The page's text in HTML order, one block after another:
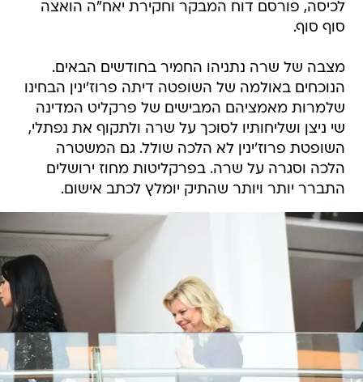
לכיסה, פורסם דוח המבקר וחקירת יאח"ה הואצה
סוף סוף.
מצבה של שרה נתניהו החמיר בחודשים הבאים.
הנוכחים באולמה של השופטה דיתה פרוז'ינין הבחינו
שלמרות מאמציהם המבישים של פרקליט המדינה
שי ניצן ושליחותיו לסוכך על שרה ולתקוף את נפתלי,
השופטת פרוז'ינין לא הלכה שולל. גם המשטרה
הלכה וסגרה על שרה. בפרקליטות מחוז ירושלים
התברר יותר ויותר שהתיק יומלץ לכתב אישום.